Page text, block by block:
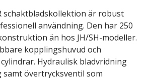
schaktbladskollektion är robust
användning. Den har 250
än hos JH/SH-modeller.
kopplingshuvud och
Hydraulisk bladvridning
övertrycksventil som